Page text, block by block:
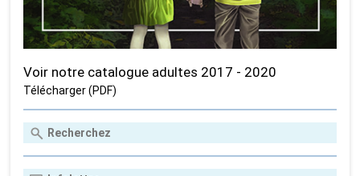
Voir notre catalogue adultes 2017 - 2020
Télécharger (PDF)